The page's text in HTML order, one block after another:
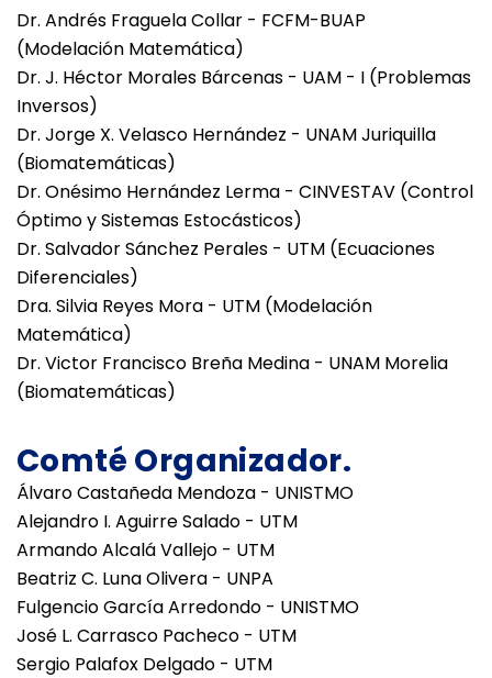
Dr. Andrés Fraguela Collar - FCFM-BUAP
(Modelación Matemática)
Dr. J. Héctor Morales Bárcenas - UAM - I (Problemas
Inversos)
Dr. Jorge X. Velasco Hernández - UNAM Juriquilla
(Biomatemáticas)
Dr. Onésimo Hernández Lerma - CINVESTAV (Control
Óptimo y Sistemas Estocásticos)
Dr. Salvador Sánchez Perales - UTM (Ecuaciones
Diferenciales)
Dra. Silvia Reyes Mora - UTM (Modelación
Matemática)
Dr. Victor Francisco Breña Medina - UNAM Morelia
(Biomatemáticas)
Comté Organizador.
Álvaro Castañeda Mendoza - UNISTMO
Alejandro I. Aguirre Salado - UTM
Armando Alcalá Vallejo - UTM
Beatriz C. Luna Olivera - UNPA
Fulgencio García Arredondo - UNISTMO
José L. Carrasco Pacheco - UTM
Sergio Palafox Delgado - UTM